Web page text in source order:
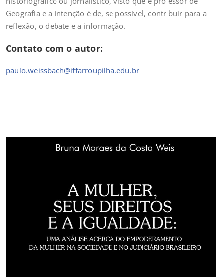
Geografia e a intenção é de, se possível, contribuir para a
reflexão, o debate e a informação.
Contato com o autor:
paulo.weissbach@iffarroupilha.edu.br